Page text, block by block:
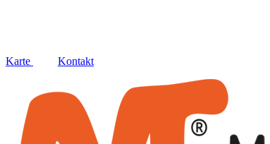
Karte Kontakt